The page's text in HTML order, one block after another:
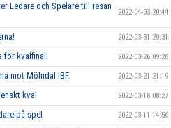
Ledare och Spelare till resan
2022-04-03 20:44
2022-03-31 20:31
för kvalfinal! 2022-03-26 09:28
mot Mölndal IBF. 2022-03-21 21:19
kval 2022-03-18 08:27
på spel 2022-03-11 14:56